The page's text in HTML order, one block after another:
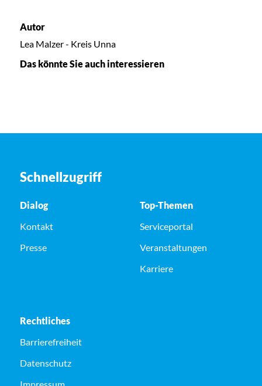
Autor
Lea Malzer - Kreis Unna
Das könnte Sie auch interessieren
Schnellzugriff
Dialog
Kontakt
Presse
Top-Themen
Serviceportal
Veranstaltungen
Karriere
Rechtliches
Barrierefreiheit
Datenschutz